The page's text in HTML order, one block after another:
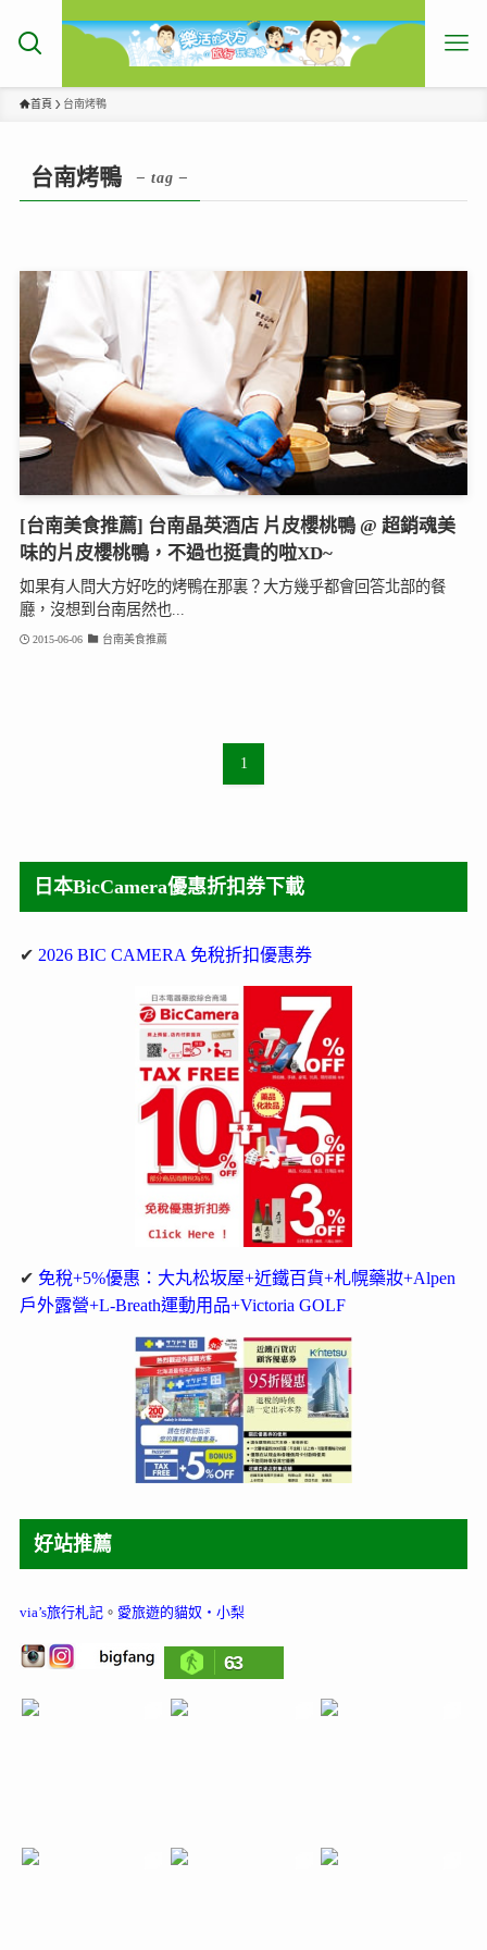
首頁 台南烤鴨
台南烤鴨 – tag –
[台南美食推薦] 台南晶英酒店 片皮櫻桃鴨 @ 超銷魂美
味的片皮櫻桃鴨，不過也挺貴的啦XD~
如果有人問大方好吃的烤鴨在那裏？大方幾乎都會回答北部的餐
廳，沒想到台南居然也...
2015-06-06 台南美食推薦
1
日本BicCamera優惠折扣券下載
✔ 2026 BIC CAMERA 免稅折扣優惠券
✔ 免稅+5%優惠：大丸松坂屋+近鐵百貨+札幌藥妝+Alpen
戶外露營+L-Breath運動用品+Victoria GOLF
好站推薦
via’s旅行札記。 愛旅遊的貓奴‧小梨
63